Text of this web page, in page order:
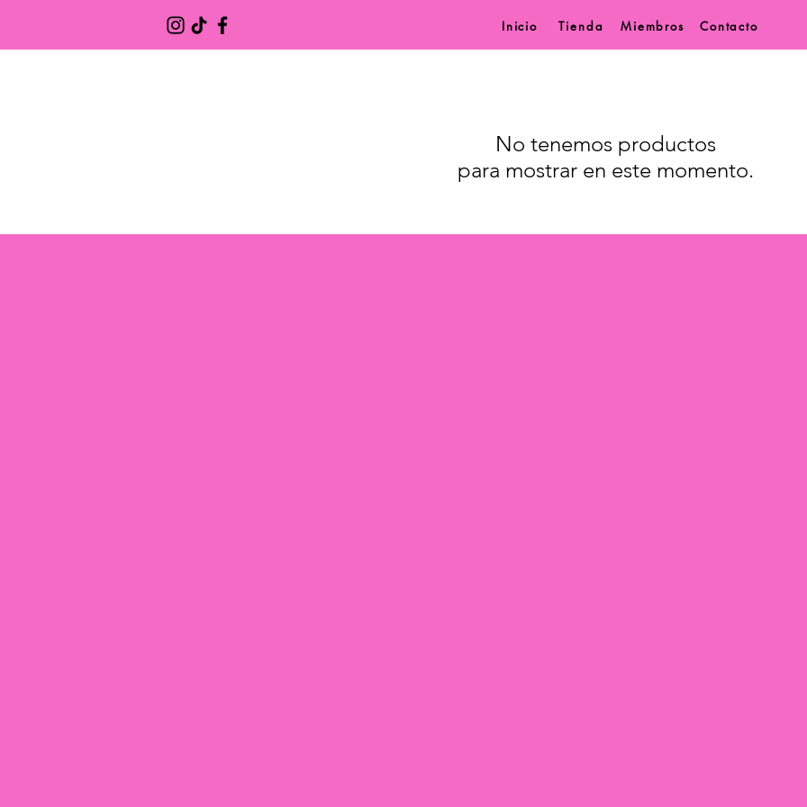
Inicio Tienda Miembros Contacto
No tenemos productos
para mostrar en este momento.